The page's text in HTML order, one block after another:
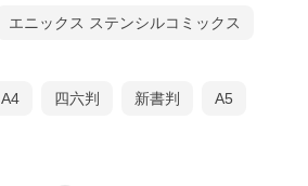
エニックス ステンシルコミックス
A4 四六判 新書判 A5